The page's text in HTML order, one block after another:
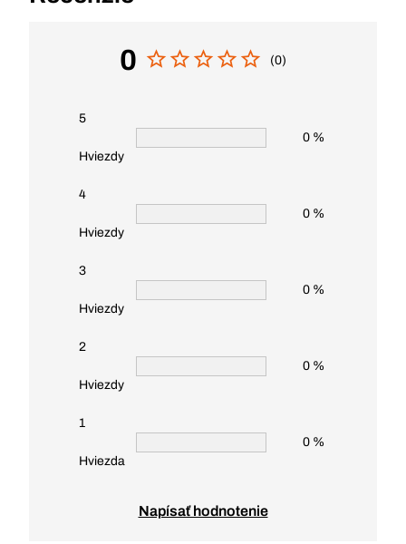
0 (0)
5
Hviezdy
0 %
4
Hviezdy
0 %
3
Hviezdy
0 %
2
Hviezdy
0 %
1
Hviezda
0 %
Napísať hodnotenie